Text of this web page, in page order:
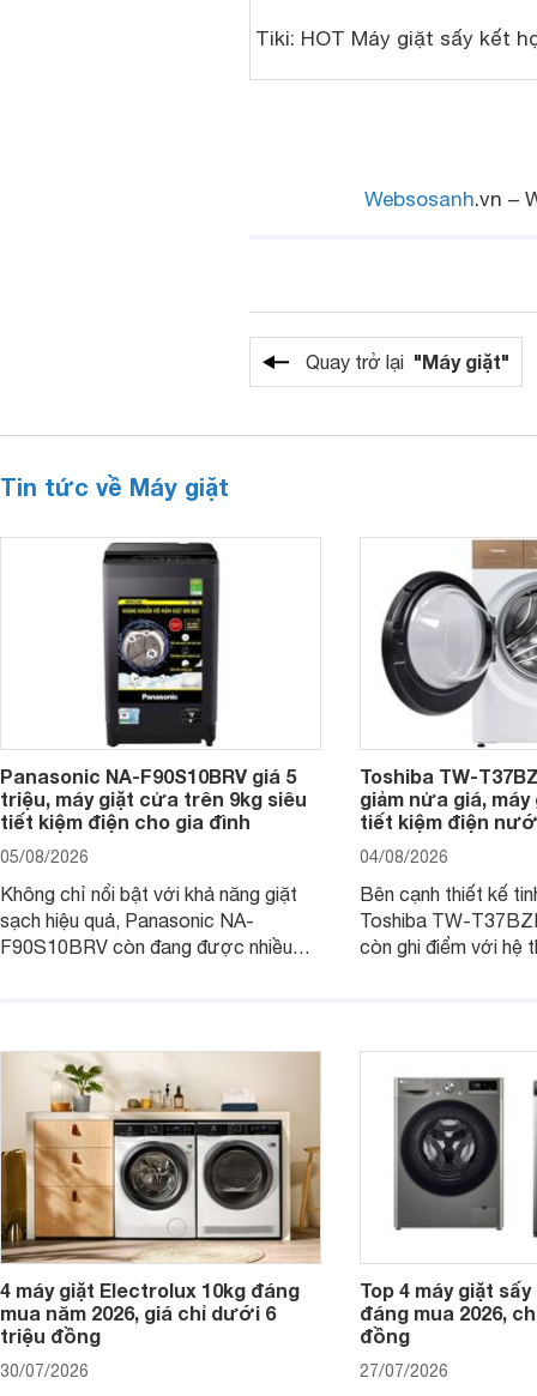
Tiki: HOT Máy giặt sấy kết
Websosanh.vn –
Quay trở lại "Máy giặt"
Tin tức về Máy giặt
Panasonic NA-F90S10BRV giá 5
triệu, máy giặt cửa trên 9kg siêu
tiết kiệm điện cho gia đình
05/08/2026
Không chỉ nổi bật với khả năng giặt
sạch hiệu quả, Panasonic NA-
F90S10BRV còn đang được nhiều
giặt cửa trên 9kg.
Toshiba TW-
giảm nửa giá,
tiết kiệm điện
04/08/2026
Bên cạnh thiết kế
Toshiba TW-
còn ghi điểm với hệ
giặt.
4 máy giặt Electrolux 10kg đáng
mua năm 2026, giá chỉ dưới 6
triệu đồng
30/07/2026
Top 4 máy giặt
đáng mua 2026,
đồng
27/07/2026